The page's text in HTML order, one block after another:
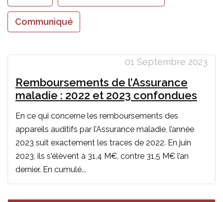
Communiqué
01 Septembre 2023
Remboursements de l’Assurance
maladie : 2022 et 2023 confondues
En ce qui concerne les remboursements des
appareils auditifs par l’Assurance maladie, l’année
2023 suit exactement les traces de 2022. En juin
2023, ils s'élèvent à 31,4 M€, contre 31,5 M€ l’an
dernier. En cumulé...